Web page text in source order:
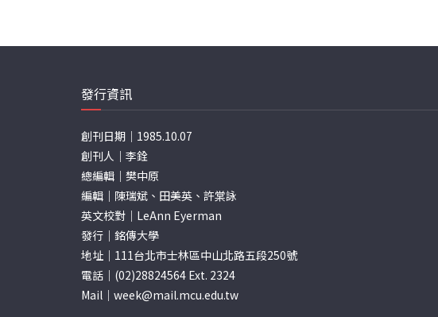
發行資訊
創刊日期｜1985.10.07
創刊人｜李銓
總編輯｜樊中原
編輯｜陳瑞斌、田美英、許棠詠
英文校對｜LeAnn Eyerman
發行｜銘傳大學
地址｜111台北市士林區中山北路五段250號
電話｜(02)28824564 Ext. 2324
Mail｜ week@mail.mcu.edu.tw